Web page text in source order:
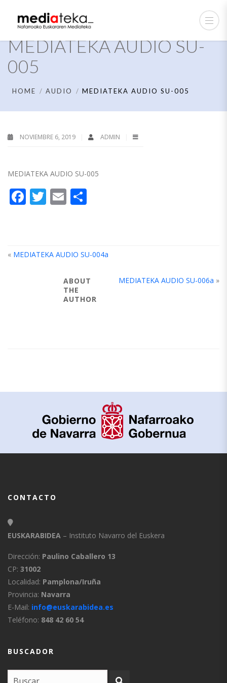
MEDIATEKA AUDIO SU-
005
HOME AUDIO MEDIATEKA AUDIO SU-005
NOVIEMBRE 6, 2019 ADMIN
MEDIATEKA AUDIO SU-005
Facebook
Twitter
Email
« MEDIATEKA AUDIO SU-004a
MEDIATEKA AUDIO SU-006a »
ABOUT
THE
AUTHOR
CONTACTO
EUSKARABIDEA – Instituto Navarro del Euskera
Dirección: Paulino Caballero 13
CP: 31002
Localidad: Pamplona/Iruña
Provincia: Navarra
E-Mail: info@euskarabidea.es
Teléfono: 848 42 60 54
BUSCADOR